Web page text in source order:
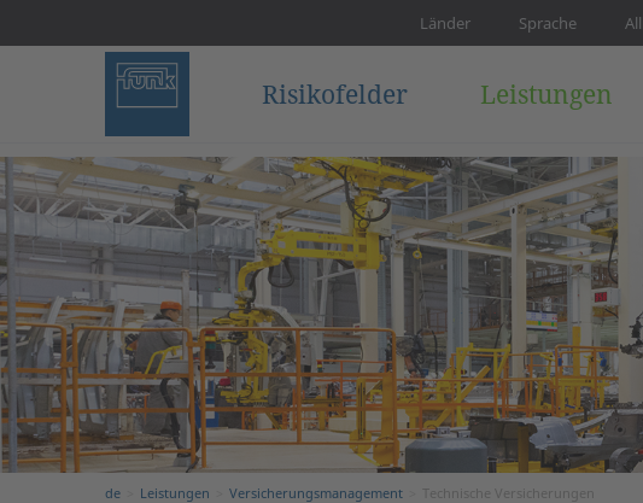
Länder Sprache
Risikofelder Leistungen
de Leistungen Versicherungs­management Technische Versicherungen